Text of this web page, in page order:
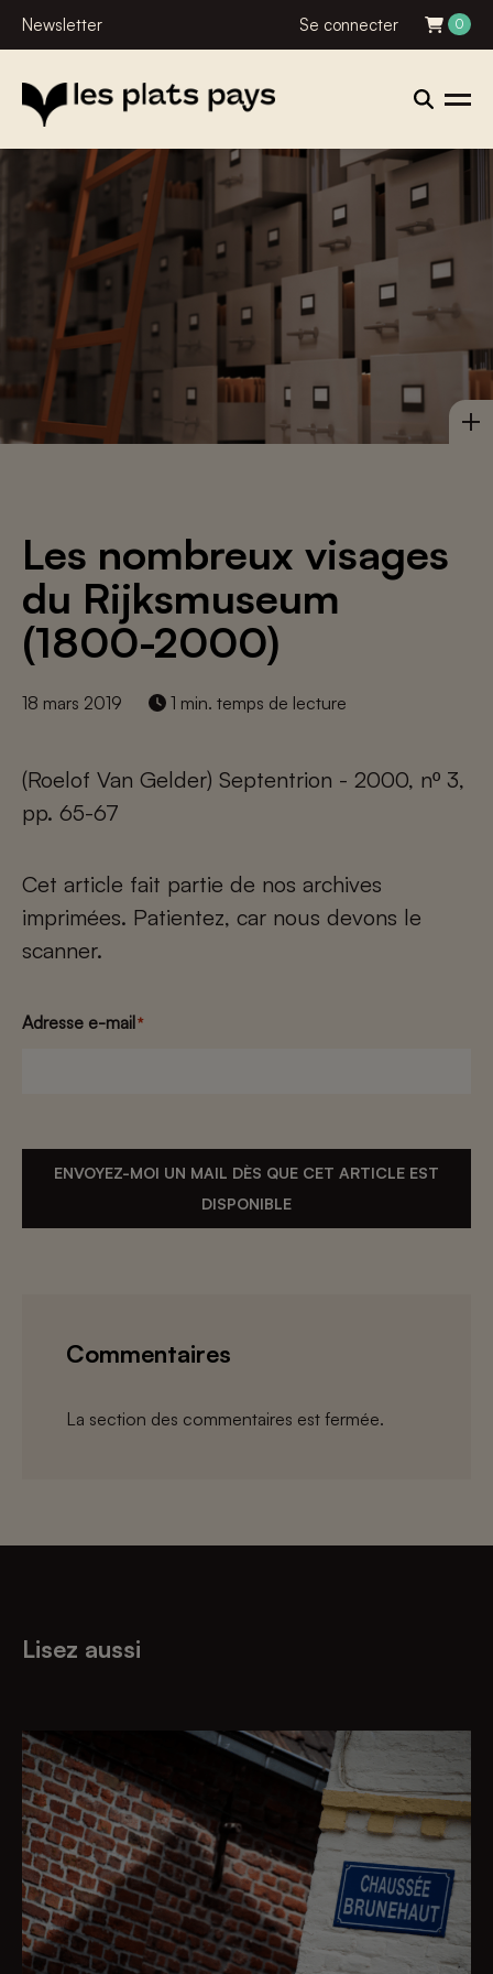
Newsletter Se connecter 0
Les nombreux visages
du Rijksmuseum
(1800-2000)
18 mars 2019 1 min. temps de lecture
(Roelof Van Gelder) Septentrion - 2000, nº 3,
pp. 65-67
Cet article fait partie de nos archives
imprimées. Patientez, car nous devons le
scanner.
Adresse e-mail*
ENVOYEZ-MOI UN MAIL DÈS QUE CET ARTICLE EST
DISPONIBLE
Commentaires
La section des commentaires est fermée.
Lisez aussi